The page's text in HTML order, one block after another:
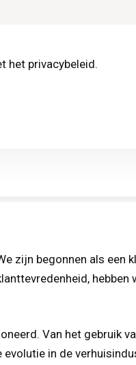
het privacybeleid.
zijn begonnen als een
hebben
Van het gebruik
in de